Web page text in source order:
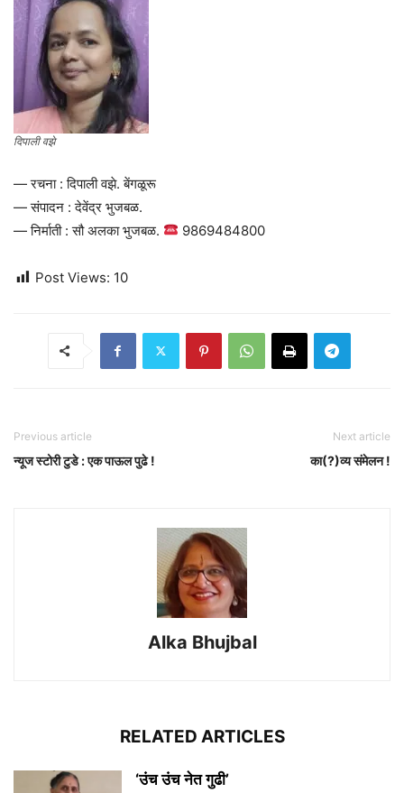
दिपाली वझे
— रचना : दिपाली वझे. बेंगळूरू
— संपादन : देवेंद्र भुजबळ.
— निर्माती : सौ अलका भुजबळ.
9869484800
Post Views: 10
Previous article
न्यूज स्टोरी टुडे : एक पाऊल पुढे !
Next article
का(?)व्य संमेलन !
Alka Bhujbal
RELATED ARTICLES
‘उंच उंच नेत गुढी’